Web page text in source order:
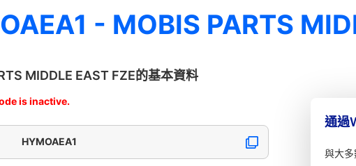
- MOBIS PARTS
MIDDLE EAST FZE的基本資料
is inactive.
HYMOAEA1
通過
與大